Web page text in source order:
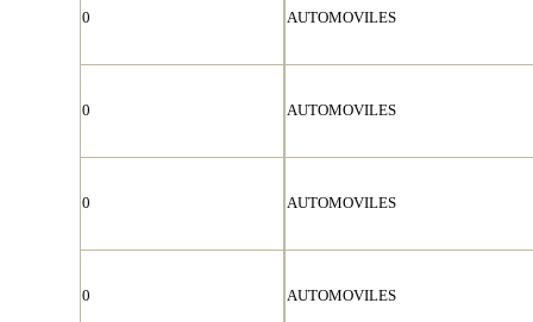
0 AUTOMOVILES
0 AUTOMOVILES
0 AUTOMOVILES
0 AUTOMOVILES